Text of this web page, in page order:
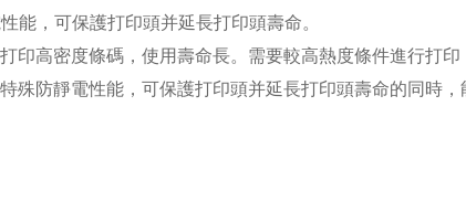
能，可保護打印頭并延長打印頭壽命。
印高密度條碼，使用壽命長。需要較高熱度條件進行打
殊防靜電性能，可保護打印頭并延長打印頭壽命的同時